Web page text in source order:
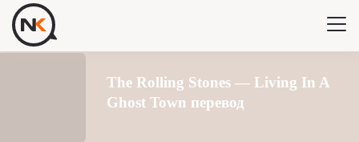
The Rolling Stones — Living In A
Ghost Town перевод